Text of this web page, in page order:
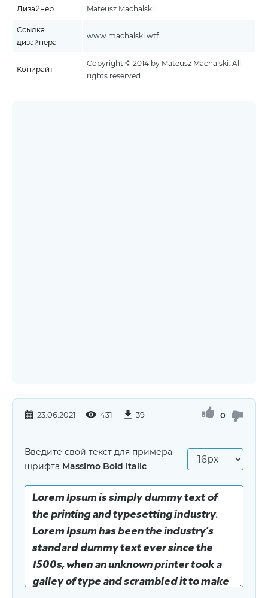
Дизайнер Mateusz Machalski
Ссылка
дизайнера
www.machalski.wtf
Копирайт
Copyright © 2014 by Mateusz Machalski. All
rights reserved.
23.06.2021 431 39 0
Введите свой текст для примера
шрифта Massimo Bold italic